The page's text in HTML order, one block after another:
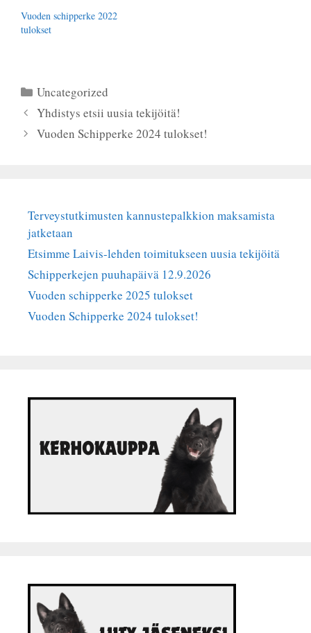
Vuoden schipperke 2022
tulokset
Kategoriat
Uncategorized
Yhdistys etsii uusia tekijöitä!
Vuoden Schipperke 2024 tulokset!
Terveystutkimusten kannustepalkkion maksamista
jatketaan
Etsimme Laivis-lehden toimitukseen uusia tekijöitä
Schipperkejen puuhapäivä 12.9.2026
Vuoden schipperke 2025 tulokset
Vuoden Schipperke 2024 tulokset!